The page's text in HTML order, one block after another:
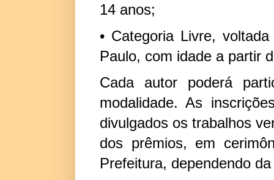
14 anos;
• Categoria Livre,
Paulo, com idade a partir
Cada autor poderá
modalidade. As
divulgados os trabalhos
dos prêmios, em
Prefeitura, dependendo